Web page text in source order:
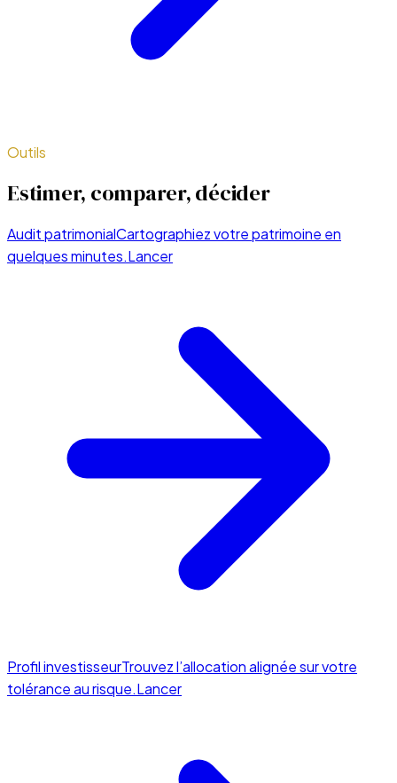
Outils
Estimer, comparer, décider
Audit patrimonialCartographiez votre patrimoine en
quelques minutes.Lancer
Profil investisseurTrouvez l’allocation alignée sur votre
tolérance au risque.Lancer